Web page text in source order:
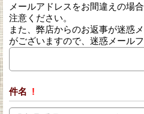
メールアドレスをお間違えの場
注意ください。
また、弊店からのお返事が迷惑
がございますので、迷惑メール
件名 !